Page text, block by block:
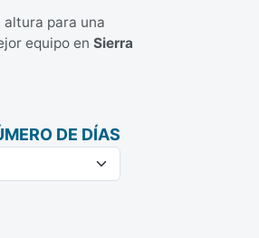
para una
equipo en Sierra
DE DÍAS